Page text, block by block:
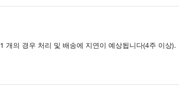
1 개의 경우 처리 및 배송에 지연이 예상됩니다(4주 이상).